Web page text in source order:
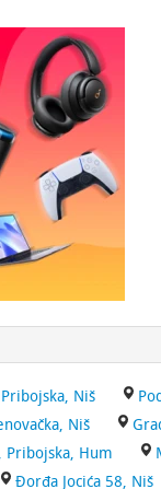
Pribojska, Niš
Niš
Pribojska, Hum
Đorđa Jocića 58, Niš